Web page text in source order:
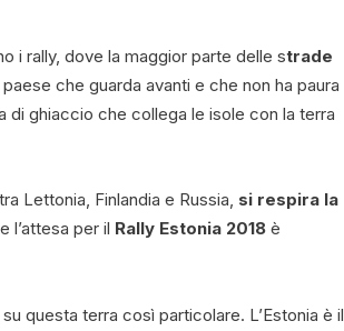
i rally, dove la maggior parte delle strade
paese che guarda avanti e che non ha paura
di ghiaccio che collega le isole con la terra
Lettonia, Finlandia e Russia, si respira la
e l’attesa per il Rally Estonia 2018 è
questa terra così particolare. L’Estonia è il